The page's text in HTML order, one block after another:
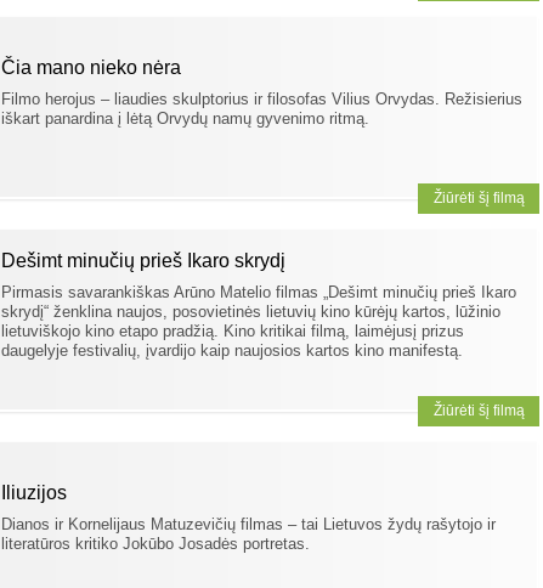
Čia mano nieko nėra
Filmo herojus – liaudies skulptorius ir filosofas Vilius Orvydas. Režisierius
iškart panardina į lėtą Orvydų namų gyvenimo ritmą.
Žiūrėti šį filmą
Dešimt minučių prieš Ikaro skrydį
Pirmasis savarankiškas Arūno Matelio filmas „Dešimt minučių prieš Ikaro
skrydį“ ženklina naujos, posovietinės lietuvių kino kūrėjų kartos, lūžinio
lietuviškojo kino etapo pradžią. Kino kritikai filmą, laimėjusį prizus
daugelyje festivalių, įvardijo kaip naujosios kartos kino manifestą.
Žiūrėti šį filmą
Iliuzijos
Dianos ir Kornelijaus Matuzevičių filmas – tai Lietuvos žydų rašytojo ir
literatūros kritiko Jokūbo Josadės portretas.